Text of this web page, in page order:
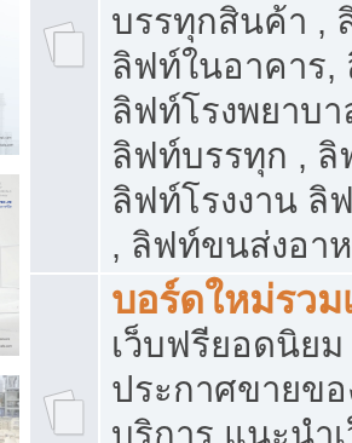
บรรทุกสินค้า ,
ลิฟท์ในอาคาร,
ลิฟท์โรงพยาบ
ลิฟท์บรรทุก ,
ลิฟท์โรงงาน ลิ
, ลิฟท์ขนส่งอา
บอร์ดใหม่รว
เว็บฟรียอดนิย
ประกาศขายข
บริการ แนะนำ